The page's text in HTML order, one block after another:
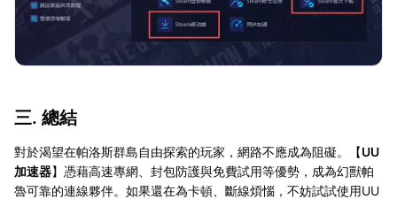
三. 總結
對於渴望在帕洛斯群島自由探索的玩家，網路不應成為阻礙。【UU
加速器】憑藉高速專網、封包防護與免費試用等優勢，成為幻獸帕
魯可靠的連線夥伴。如果還在為卡頓、斷線煩惱，不妨試試使用UU